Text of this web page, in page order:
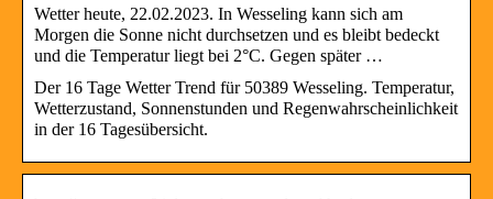
Wetter heute, 22.02.2023. In Wesseling kann sich am
Morgen die Sonne nicht durchsetzen und es bleibt bedeckt
und die Temperatur liegt bei 2°C. Gegen später …
Der 16 Tage Wetter Trend für 50389 Wesseling. Temperatur,
Wetterzustand, Sonnenstunden und Regenwahrscheinlichkeit
in der 16 Tagesübersicht.